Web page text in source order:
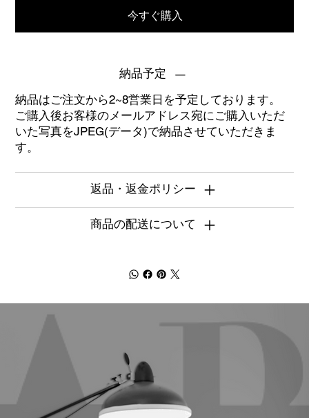
今すぐ購入
納品予定
納品はご注文から2~8営業日を予定しております。
ご購入後お客様のメールアドレス宛にご購入いただ
いた写真をJPEG(データ)で納品させていただきま
す。
返品・返金ポリシー
商品の配送について